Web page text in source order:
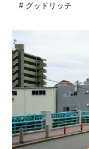
グッドリッチ